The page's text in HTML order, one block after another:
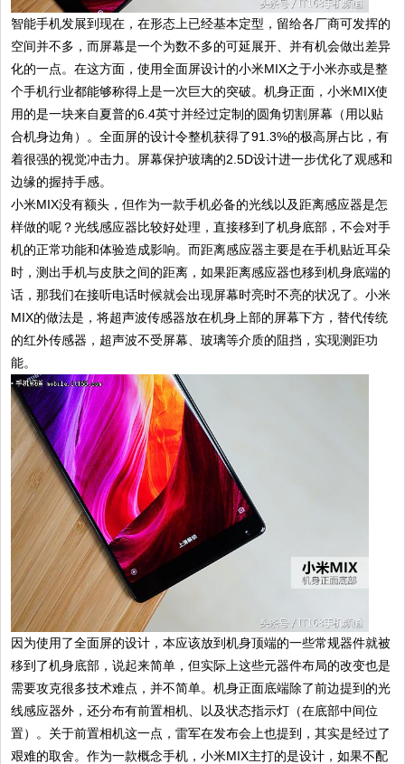
智能手机发展到现在，在形态上已经基本定型，留给各厂商可发挥的
空间并不多，而屏幕是一个为数不多的可延展开、并有机会做出差异
化的一点。在这方面，使用全面屏设计的小米MIX之于小米亦或是整
个手机行业都能够称得上是一次巨大的突破。机身正面，小米MIX使
用的是一块来自夏普的6.4英寸并经过定制的圆角切割屏幕（用以贴
合机身边角）。全面屏的设计令整机获得了91.3%的极高屏占比，有
着很强的视觉冲击力。屏幕保护玻璃的2.5D设计进一步优化了观感和
边缘的握持手感。
小米MIX没有额头，但作为一款手机必备的光线以及距离感应器是怎
样做的呢？光线感应器比较好处理，直接移到了机身底部，不会对手
机的正常功能和体验造成影响。而距离感应器主要是在手机贴近耳朵
时，测出手机与皮肤之间的距离，如果距离感应器也移到机身底端的
话，那我们在接听电话时候就会出现屏幕时亮时不亮的状况了。小米
MIX的做法是，将超声波传感器放在机身上部的屏幕下方，替代传统
的红外传感器，超声波不受屏幕、玻璃等介质的阻挡，实现测距功
能。
因为使用了全面屏的设计，本应该放到机身顶端的一些常规器件就被
移到了机身底部，说起来简单，但实际上这些元器件布局的改变也是
需要攻克很多技术难点，并不简单。机身正面底端除了前边提到的光
线感应器外，还分布有前置相机、以及状态指示灯（在底部中间位
置）。关于前置相机这一点，雷军在发布会上也提到，其实是经过了
艰难的取舍。作为一款概念手机，小米MIX主打的是设计，如果不配